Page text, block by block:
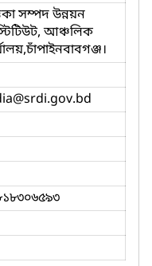
সম্পদ উন্নয়ন
আঞ্চলিক
@srdi.gov.bd